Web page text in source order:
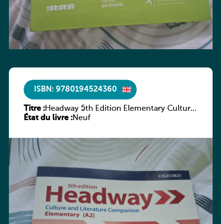
ISBN: 9780194524360
Titre :Headway 5th Edition Elementary Culture
and Literature Companion
État du livre :Neuf